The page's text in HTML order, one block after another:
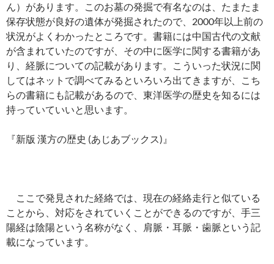
ん）があります。このお墓の発掘で有名なのは、たまたま
保存状態が良好の遺体が発掘されたので、2000年以上前の
状況がよくわかったところです。書籍には中国古代の文献
が含まれていたのですが、その中に医学に関する書籍があ
り、経脈についての記載があります。こういった状況に関
してはネットで調べてみるといろいろ出てきますが、こち
らの書籍にも記載があるので、東洋医学の歴史を知るには
持っていていいと思います。
『新版 漢方の歴史 (あじあブックス)』
ここで発見された経絡では、現在の経絡走行と似ている
ことから、対応をされていくことができるのですが、手三
陽経は陰陽という名称がなく、肩脈・耳脈・歯脈という記
載になっています。